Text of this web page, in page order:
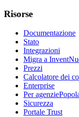
Risorse
Documentazione
Stato
Integrazioni
Migra a Invent
Prezzi
Calcolatore dei
Enterprise
Per agenzie
Sicurezza
Portale Trust